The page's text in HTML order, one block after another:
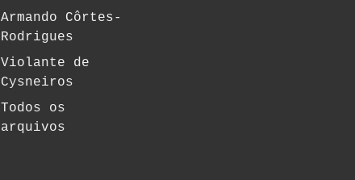
Armando Côrtes-
Rodrigues
Violante de
Cysneiros
Todos os
arquivos